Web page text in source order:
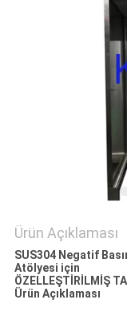
Ürün Açıklaması
SUS304 Negatif
Atölyesi için
ÖZELLEŞTİRİLMİŞ
Ürün Açıklaması